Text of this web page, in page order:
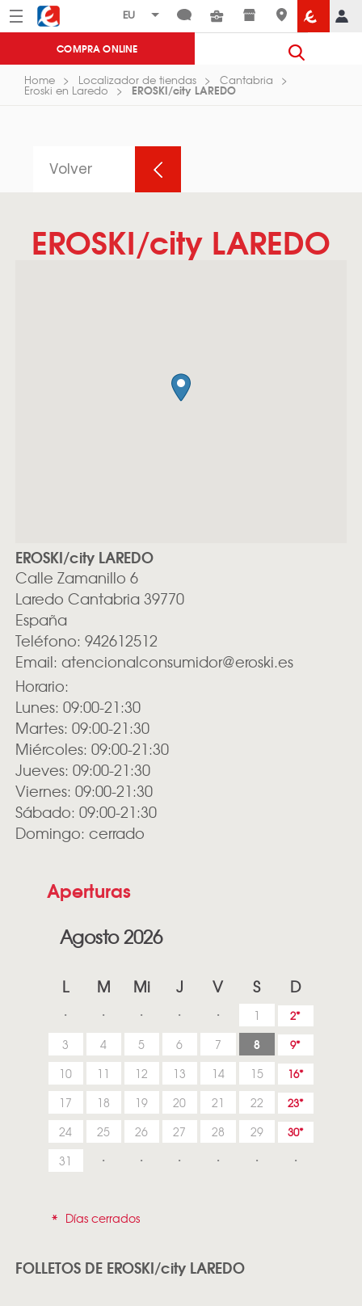
Menú Eroski
COMPRA ONLINE
Home Localizador de tiendas Cantabria
Eroski en Laredo EROSKI/city LAREDO
Volver
EROSKI/city LAREDO
EROSKI/city LAREDO
Calle Zamanillo 6
Laredo Cantabria 39770
España
Teléfono: 942612512
Email: atencionalconsumidor@eroski.es
Horario:
Lunes: 09:00-21:30
Martes: 09:00-21:30
Miércoles: 09:00-21:30
Jueves: 09:00-21:30
Viernes: 09:00-21:30
Sábado: 09:00-21:30
Domingo: cerrado
Aperturas
Agosto 2026
L M Mi J V S D
1 2
3 4 5 6 7 8 9
10 11 12 13 14 15 16
17 18 19 20 21 22 23
24 25 26 27 28 29 30
31
* Días cerrados
FOLLETOS DE EROSKI/city LAREDO